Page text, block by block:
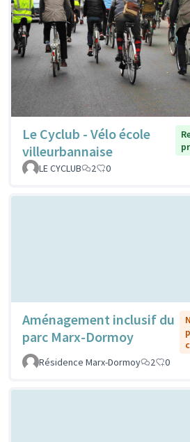
Le Cyclub - Vélo école
villeurbannaise
LE CYCLUB
2 0
Aménagement inclusif du
parc Marx-Dormoy
Résidence Marx-Dormoy
2 0